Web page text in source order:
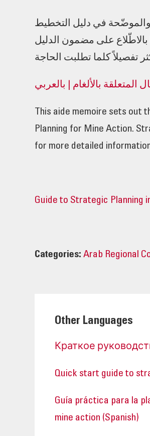
والموضّحة في دليل التخطيط
بالاطّلاع على مضمون الدليل
تفصيلاً كلما تطلبت الحاجة
بالألغام | بالعربي
This aide memoire sets out
Planning for Mine Action.
for more detailed
Guide to Strategic Planning
Categories: Arab Regional
Other Languages
Краткое
Quick start guide to
Guía práctica para la
mine action (Spanish)